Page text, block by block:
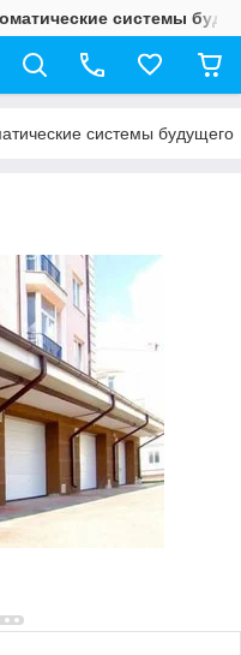
системы
системы будущего